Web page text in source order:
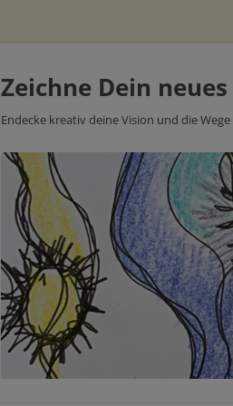
Zeichne Dein
Endecke kreativ deine Vision und die